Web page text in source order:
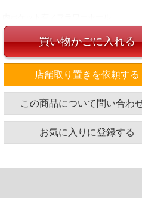
ポケット有／フラワーホール
ト有／ツータック／ベルトループ９
130 117
買い物かごに入れる
店舗取り置きを依頼する
この商品について問い合わ
お気に入りに登録する